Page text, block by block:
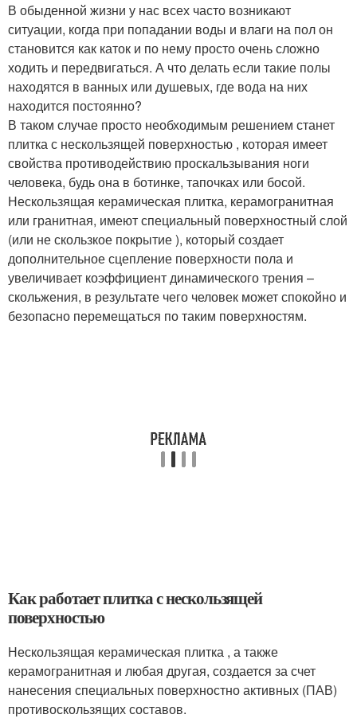
В обыденной жизни у нас всех часто возникают
ситуации, когда при попадании воды и влаги на пол он
становится как каток и по нему просто очень сложно
ходить и передвигаться. А что делать если такие полы
находятся в ванных или душевых, где вода на них
находится постоянно?
В таком случае просто необходимым решением станет
плитка с нескользящей поверхностью , которая имеет
свойства противодействию проскальзывания ноги
человека, будь она в ботинке, тапочках или босой.
Нескользящая керамическая плитка, керамогранитная
или гранитная, имеют специальный поверхностный слой
(или не скользкое покрытие ), который создает
дополнительное сцепление поверхности пола и
увеличивает коэффициент динамического трения –
скольжения, в результате чего человек может спокойно и
безопасно перемещаться по таким поверхностям.
Как работает плитка с нескользящей
поверхностью
Нескользящая керамическая плитка , а также
керамогранитная и любая другая, создается за счет
нанесения специальных поверхностно активных (ПАВ)
противоскользящих составов.